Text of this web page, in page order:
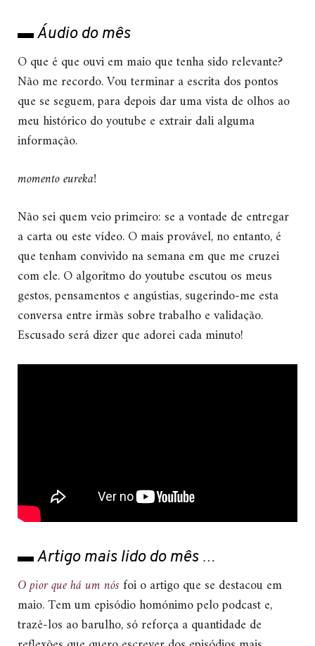
▬ Áudio do mês
O que é que ouvi em maio que tenha sido relevante?
Não me recordo. Vou terminar a escrita dos pontos
que se seguem, para depois dar uma vista de olhos ao
meu histórico do youtube e extrair dali alguma
informação.
momento eureka!
Não sei quem veio primeiro: se a vontade de entregar
a carta ou este vídeo. O mais provável, no entanto, é
que tenham convivido na semana em que me cruzei
com ele. O algoritmo do youtube escutou os meus
gestos, pensamentos e angústias, sugerindo-me esta
conversa entre irmãs sobre trabalho e validação.
Escusado será dizer que adorei cada minuto!
▬ Artigo mais lido do mês …
O pior que há um nósfoi o artigo que se destacou em
maio. Tem um episódio homónimo pelo podcast e,
trazê-los ao barulho, só reforça a quantidade de